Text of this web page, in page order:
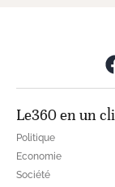
Le360 en un
Politique
Economie
Société